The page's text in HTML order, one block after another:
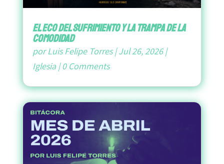
El Eco del Sufrimiento y la Trampa de la
Comodidad
porLuis Felipe Torres|Jul 26, 2026|
Iglesia|0 Comments